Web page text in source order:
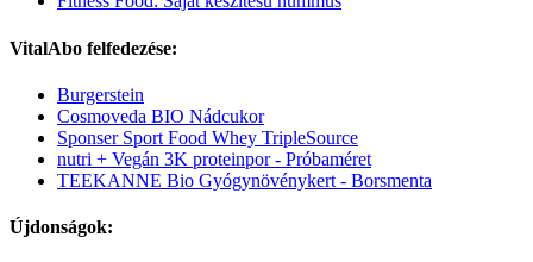
VitalAbo felfedezése:
Burgerstein
Cosmoveda BIO Nádcukor
Sponser Sport Food Whey TripleSource
nutri + Vegán 3K proteinpor - Próbaméret
TEEKANNE Bio Gyógynövénykert - Borsmenta
Újdonságok: